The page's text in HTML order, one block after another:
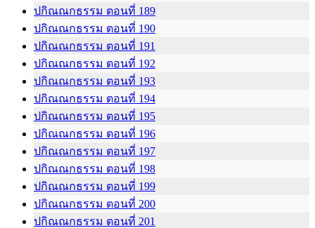
ปกิณณกธรรม ตอนที่ 189
ปกิณณกธรรม ตอนที่ 190
ปกิณณกธรรม ตอนที่ 191
ปกิณณกธรรม ตอนที่ 192
ปกิณณกธรรม ตอนที่ 193
ปกิณณกธรรม ตอนที่ 194
ปกิณณกธรรม ตอนที่ 195
ปกิณณกธรรม ตอนที่ 196
ปกิณณกธรรม ตอนที่ 197
ปกิณณกธรรม ตอนที่ 198
ปกิณณกธรรม ตอนที่ 199
ปกิณณกธรรม ตอนที่ 200
ปกิณณกธรรม ตอนที่ 201